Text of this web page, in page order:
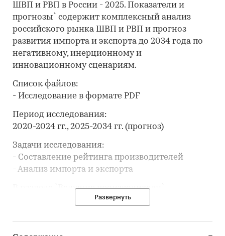
ШВП и РВП в России - 2025. Показатели и
прогнозы` содержит комплексный анализ
российского рынка ШВП и РВП и прогноз
развития импорта и экспорта до 2034 года по
негативному, инерционному и
инновационному сценариям.
Список файлов:
- Исследование в формате PDF
Период исследования:
2020-2024 гг., 2025-2034 гг. (прогноз)
Задачи исследования:
- Составление рейтинга производителей
- Анализ импорта и экспорта
В разделе `Ведущие производители`
рассмотрены компании:
`ИНЖИС`, ООО `СЕРВОМЕХАНИЗМЫ`, ООО `ТЦ
Развернуть